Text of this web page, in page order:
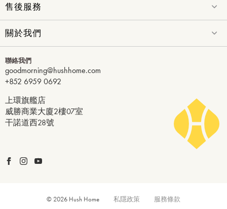
售後服務
關於我們
聯絡我們
goodmorning@hushhome.com
+852 6959 0692
上環旗艦店
威勝商業大廈2樓07室
干諾道西28號
© 2026 Hush Home 私隱政策 服務條款